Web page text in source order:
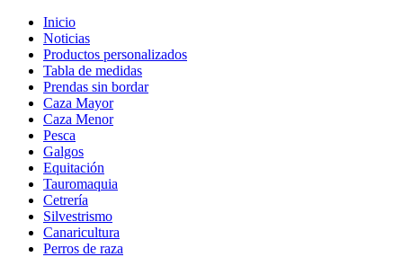
Skip
content
Inicio
Noticias
Productos personalizados
Tabla de medidas
Prendas sin bordar
Caza Mayor
Caza Menor
Pesca
Galgos
Equitación
Tauromaquia
Cetrería
Silvestrismo
Canaricultura
Perros de raza